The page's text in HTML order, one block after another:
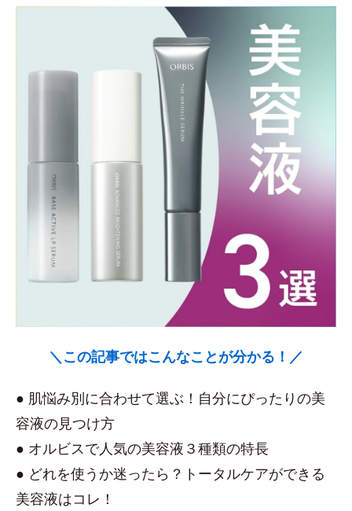
＼この記事ではこんなことが分かる！／
● 肌悩み別に合わせて選ぶ！自分にぴったりの美
容液の見つけ方
● オルビスで人気の美容液３種類の特長
● どれを使うか迷ったら？トータルケアができる
美容液はコレ！